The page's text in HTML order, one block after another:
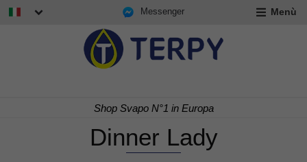
Messenger Menù
Shop Svapo N°1 in Europa
Dinner Lady